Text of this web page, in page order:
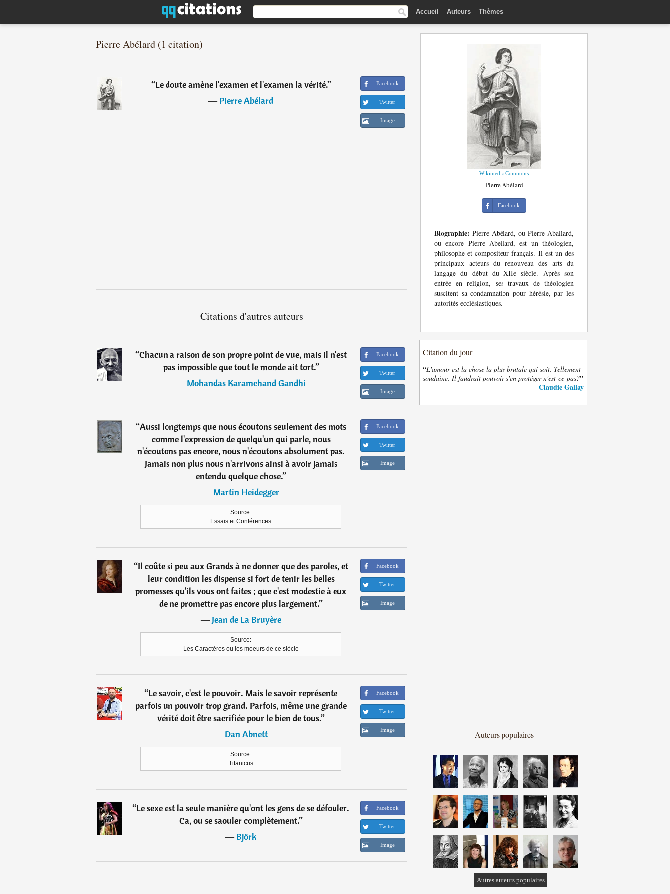
Accueil Auteurs Thèmes
Pierre Abélard (1 citation)
“Le doute amène l'examen et l'examen la vérité.”
―Pierre Abélard
Facebook
Twitter
Image
Citations d'autres auteurs
“Chacun a raison de son propre point de vue, mais il n'est
pas impossible que tout le monde ait tort.”
―Mohandas Karamchand Gandhi
Facebook
Twitter
Image
“Aussi longtemps que nous écoutons seulement des mots
comme l'expression de quelqu'un qui parle, nous
n'écoutons pas encore, nous n'écoutons absolument pas.
Jamais non plus nous n'arrivons ainsi à avoir jamais
entendu quelque chose.”
―Martin Heidegger
Source:
Essais et Conférences
Facebook
Twitter
Image
“Il coûte si peu aux Grands à ne donner que des paroles, et
leur condition les dispense si fort de tenir les belles
promesses qu'ils vous ont faites ; que c'est modestie à eux
de ne promettre pas encore plus largement.”
―Jean de La Bruyère
Source:
Les Caractères ou les moeurs de ce siècle
Facebook
Twitter
Image
“Le savoir, c'est le pouvoir. Mais le savoir représente
parfois un pouvoir trop grand. Parfois, même une grande
vérité doit être sacrifiée pour le bien de tous.”
―Dan Abnett
Source:
Titanicus
Facebook
Twitter
Image
“Le sexe est la seule manière qu'ont les gens de se défouler.
Ca, ou se saouler complètement.”
―Björk
Facebook
Twitter
Image
Wikimedia Commons
Pierre Abélard
Facebook
Biographie: Pierre Abélard, ou Pierre Abailard,
ou encore Pierre Abeilard, est un théologien,
philosophe et compositeur français. Il est un des
principaux acteurs du renouveau des arts du
langage du début du XIIe siècle. Après son
entrée en religion, ses travaux de théologien
suscitent sa condamnation pour hérésie, par les
autorités ecclésiastiques.
Citation du jour
“L'amour est la chose la plus brutale qui soit. Tellement
soudaine. Il faudrait pouvoir s'en protéger n'est-ce-pas?”
— Claudie Gallay
Auteurs populaires
Autres auteurs populaires